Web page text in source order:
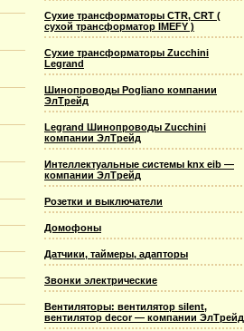
Сухие трансформаторы CTR, CRT (
сухой трансформатор IMEFY )
Сухие трансформаторы Zucchini
Legrand
Шинопроводы Pogliano компании
ЭлТрейд
Legrand Шинопроводы Zucchini
компании ЭлТрейд
Интеллектуальные системы knx eib —
компании ЭлТрейд
Розетки и выключатели
Домофоны
Датчики, таймеры, адапторы
Звонки электрические
Вентиляторы: вентилятор silent,
вентилятор decor — компании ЭлТрейд